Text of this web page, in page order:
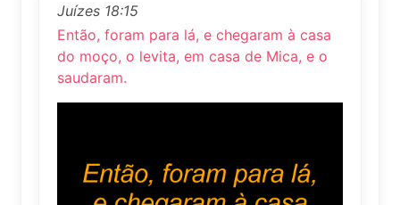
Juízes 18:15
Então, foram para lá, e chegaram à casa
do moço, o levita, em casa de Mica, e o
saudaram.